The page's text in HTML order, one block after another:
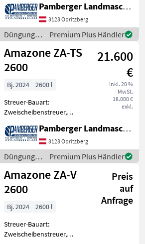
Streumengenverstellung
Wiegesystem, Profis-
Wiegesystem, Streuwerk
ZA-V Tronic, Gelenkwelle
910 mm mit Reibk
Pamberger Landmaschinentechnik GmbH
3123 Obritzberg
Düngung
und
Beregnung
/ Amazone
Premium Plus Händler
Amazone ZA-TS
2600
21.600
€
inkl. 20 %
MwSt.
18.000 €
exkl.
Bj. 2024
2600 l
Streuer-Bauart:
Zweischeibenstreuer,
Wiegesystem für ZA Super
Streuwerk ZA-TS Tronic mit
elektrischer
Einleitsystemverstellung
Gelenkwelle 91
Pamberger Landmaschinentechnik GmbH
3123 Obritzberg
Düngung
und
Beregnung
/ Amazone
Premium Plus Händler
Amazone ZA-V
2600
Preis
auf
Anfrage
Bj. 2024
2600 l
Streuer-Bauart:
Zweischeibenstreuer,